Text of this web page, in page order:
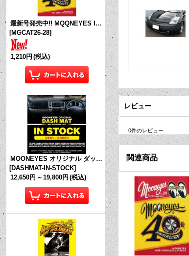
最新号発売中!! MQQNEYES International Magazine No.28 2026
[MGCAT26-28]
1,210円 (税込)
MOONEYES オリジナル ダッシュマット (in Stock!)
[DASHMAT-IN-STOCK]
12,650円 ～ 19,800円 (税込)
レビュー
0件のレビュー
関連商品